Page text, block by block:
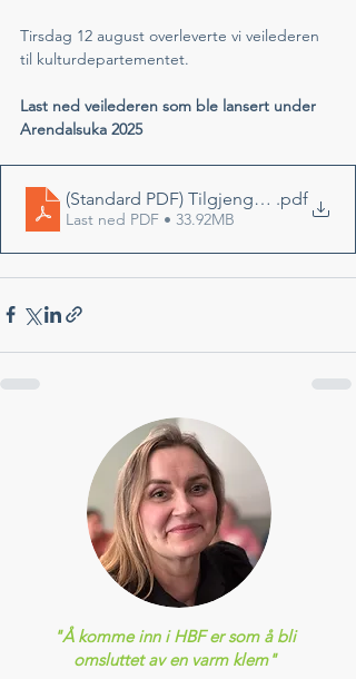
Tirsdag 12 august overleverte vi veilederen
til kulturdepartementet.
Last ned veilederen som ble lansert under
Arendalsuka 2025
(Standard PDF) .pdf
Last ned PDF • 33.92MB
"Å komme inn i HBF er som å bli
omsluttet av en varm klem"